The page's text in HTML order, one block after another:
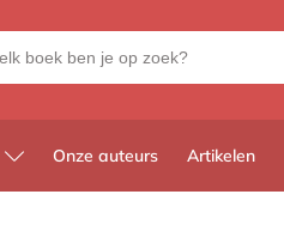
Onze auteurs Artikelen